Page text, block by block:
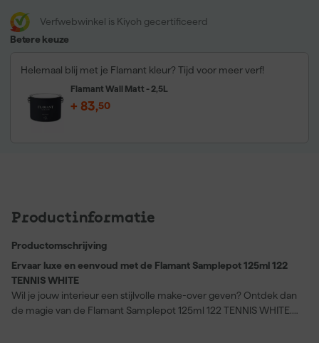
Verfwebwinkel is Kiyoh gecertificeerd
Betere keuze
Helemaal blij met je Flamant kleur? Tijd voor meer verf!
Flamant Wall Matt - 2,5L
+ 83,50
Productinformatie
Productomschrijving
Ervaar luxe en eenvoud met de Flamant Samplepot 125ml 122
TENNIS WHITE
Wil je jouw interieur een stijlvolle make-over geven? Ontdek dan
de magie van de Flamant Samplepot 125ml 122 TENNIS WHITE.